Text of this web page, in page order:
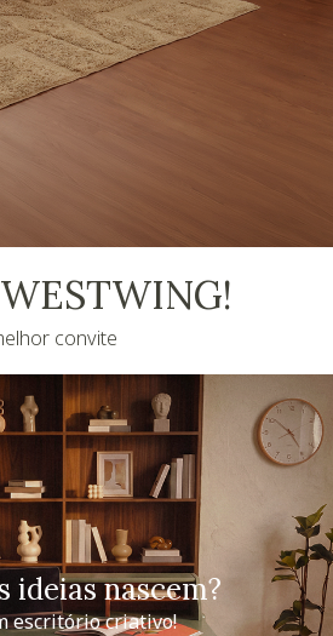
convite
ideias nascem?
escritório criativo!